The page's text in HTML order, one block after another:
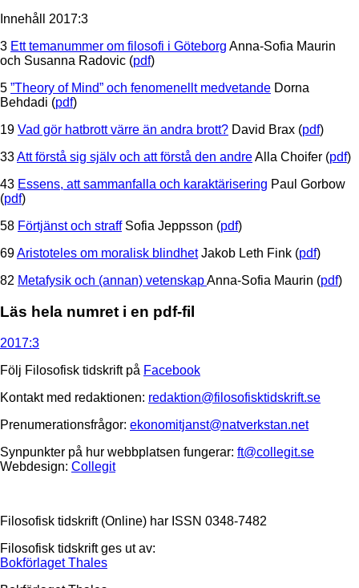
Innehåll 2017:3
3 Ett temanummer om filosofi i Göteborg Anna-Sofia Maurin
och Susanna Radovic (pdf)
5 ”Theory of Mind” och fenomenellt medvetande Dorna
Behdadi (pdf)
19 Vad gör hatbrott värre än andra brott? David Brax (pdf)
33Att förstå sig själv och att förstå den andreAlla Choifer (pdf)
43 Essens, att sammanfalla och karaktärisering Paul Gorbow
(pdf)
58 Förtjänst och straffSofia Jeppsson (pdf)
69Aristoteles om moralisk blindhetJakob Leth Fink (pdf)
82 Metafysik och (annan) vetenskapAnna-Sofia Maurin (pdf)
Läs hela numret i en pdf-fil
2017:3
Följ Filosofisk tidskrift på Facebook
Kontakt med redaktionen: redaktion@filosofisktidskrift.se
Prenumerationsfrågor: ekonomitjanst@natverkstan.net
Synpunkter på hur webbplatsen fungerar: ft@collegit.se
Webdesign: Collegit
Filosofisk tidskrift (Online) har ISSN 0348-7482
Filosofisk tidskrift ges ut av:
Bokförlaget Thales